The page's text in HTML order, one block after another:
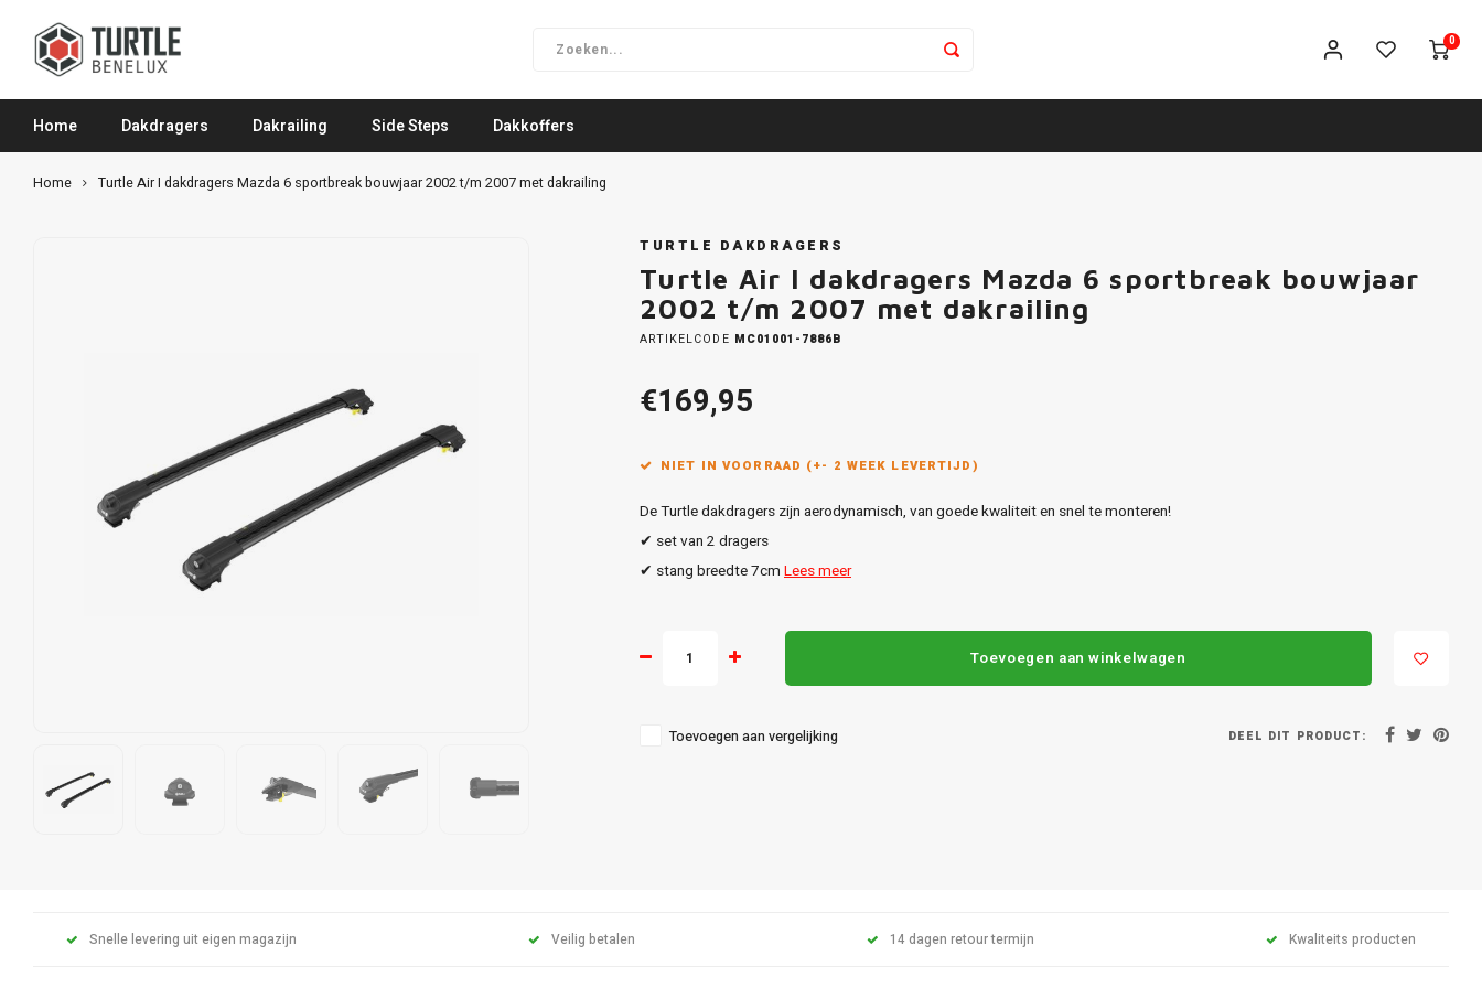
0
Home Dakdragers Dakrailing Side Steps Dakkoffers
Home Turtle Air I dakdragers Mazda 6 sportbreak bouwjaar 2002 t/m 2007 met dakrailing
TURTLE DAKDRAGERS
Turtle Air I dakdragers Mazda 6 sportbreak bouwjaar
2002 t/m 2007 met dakrailing
ARTIKELCODE MC01001-7886B
€169,95
NIET IN VOORRAAD (+- 2 WEEK LEVERTIJD)
De Turtle dakdragers zijn aerodynamisch, van goede kwaliteit en snel te monteren!
✔ set van 2 dragers
✔ stang breedte 7cm Lees meer
Toevoegen aan winkelwagen
Toevoegen aan vergelijking DEEL DIT PRODUCT:
Snelle levering uit eigen magazijn Veilig betalen 14 dagen retour termijn Kwaliteits producten